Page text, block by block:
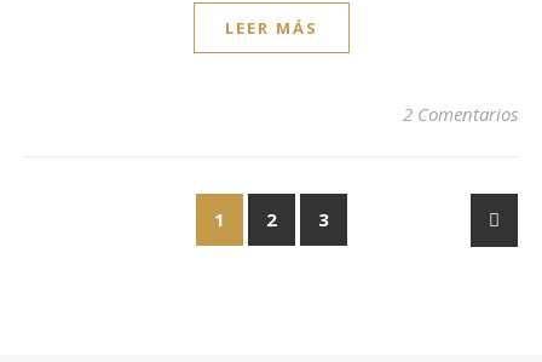
LEER MÁS
2 Comentarios
1 2 3